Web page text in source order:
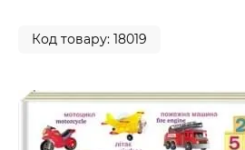
Код товару: 18019